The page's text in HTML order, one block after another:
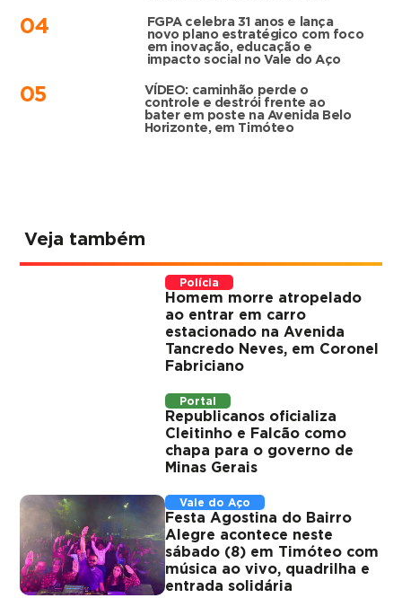
04
FGPA celebra 31 anos e lança
novo plano estratégico com foco
em inovação, educação e
impacto social no Vale do Aço
05
VÍDEO: caminhão perde o
controle e destrói frente ao
bater em poste na Avenida Belo
Horizonte, em Timóteo
Veja também
Polícia
Homem morre atropelado
ao entrar em carro
estacionado na Avenida
Tancredo Neves, em Coronel
Fabriciano
Portal
Republicanos oficializa
Cleitinho e Falcão como
chapa para o governo de
Minas Gerais
Vale do Aço
Festa Agostina do Bairro
Alegre acontece neste
sábado (8) em Timóteo com
música ao vivo, quadrilha e
entrada solidária